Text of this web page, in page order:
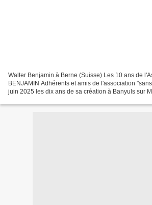
Walter Benjamin à Berne (Suisse) Les 10 ans de
BENJAMIN Adhérents et amis de l'association
juin 2025 les dix ans de sa création à Banyuls sur